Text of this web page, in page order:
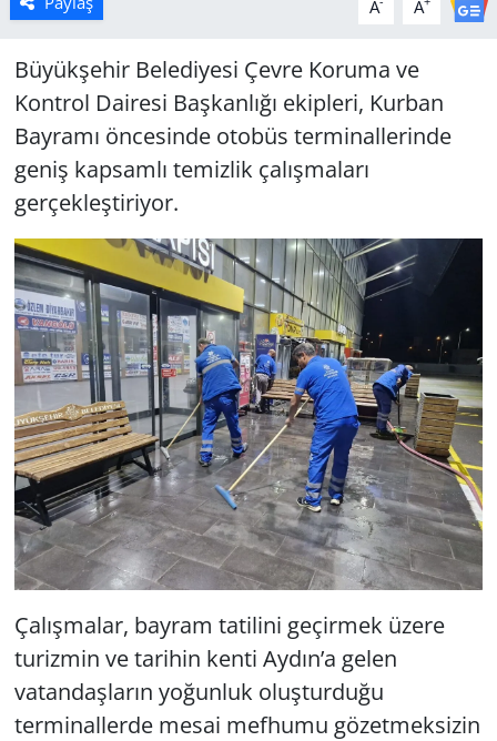
A A
Büyükşehir Belediyesi Çevre Koruma ve
Kontrol Dairesi Başkanlığı ekipleri, Kurban
Bayramı öncesinde otobüs terminallerinde
geniş kapsamlı temizlik çalışmaları
gerçekleştiriyor.
Çalışmalar, bayram tatilini geçirmek üzere
turizmin ve tarihin kenti Aydın’a gelen
vatandaşların yoğunluk oluşturduğu
terminallerde mesai mefhumu gözetmeksizin